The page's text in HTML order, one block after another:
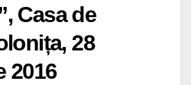
Casa de
28
2016